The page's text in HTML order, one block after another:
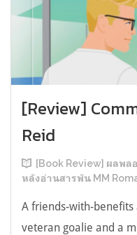
[Review]
Reid
[Book Review] ผลพล
หลังอ่านสารพัน MM
A friends-with-
veteran goalie and a